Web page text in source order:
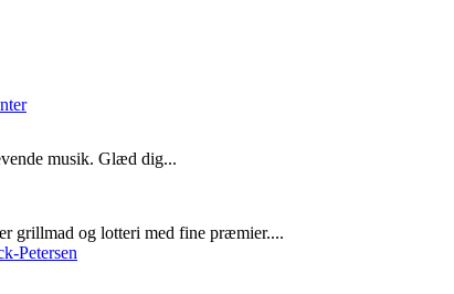
musik. Glæd dig...
grillmad og lotteri med fine præmier....